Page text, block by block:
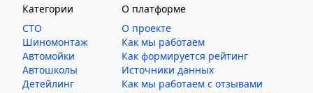
Категории
СТО
Шиномонтаж
Автомойки
Автошколы
Детейлинг
О платформе
О проекте
Как мы работаем
Как формируется рейтинг
Источники данных
Как мы работаем с отзывами